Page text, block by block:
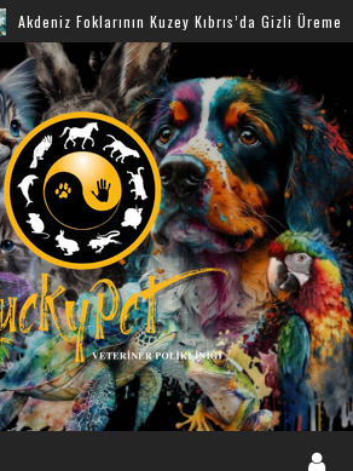
Foklarının Kuzey Kıbrıs’da Gizli Üreme